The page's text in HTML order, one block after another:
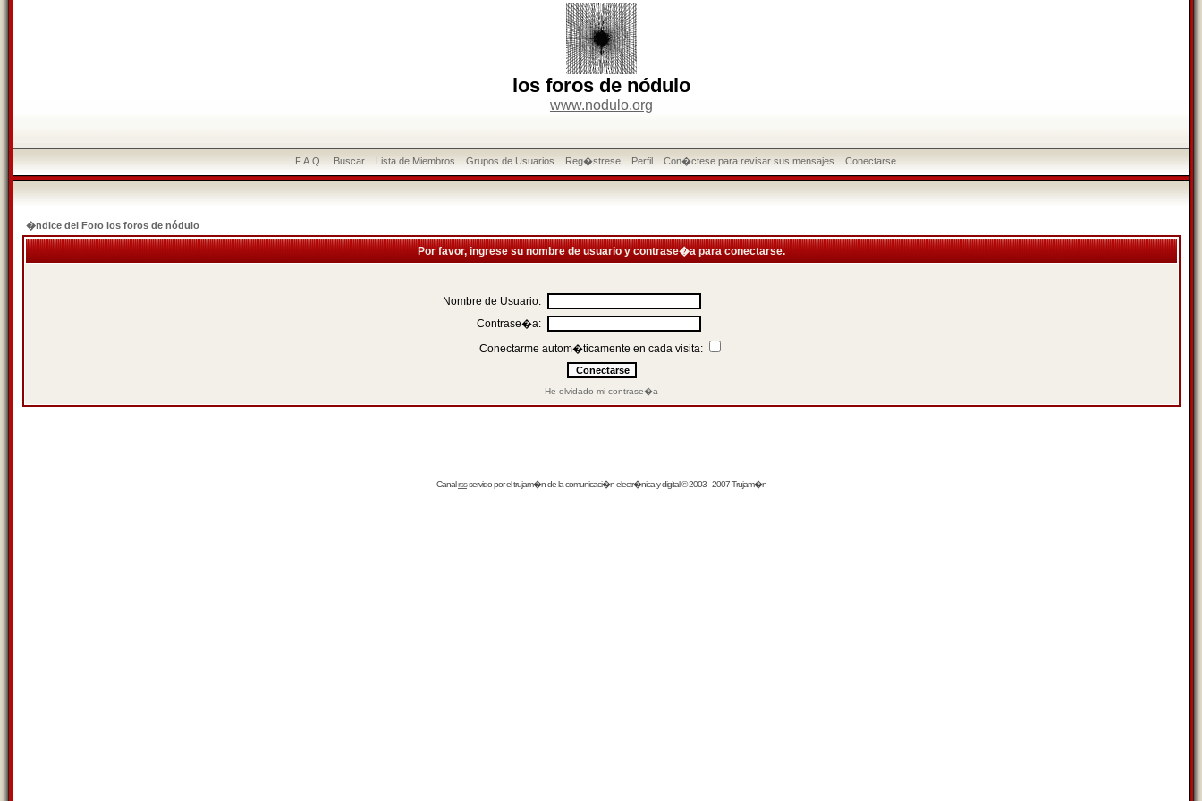
los foros de nódulo
www.nodulo.org
F.A.Q. Buscar Lista de Miembros Grupos de Usuarios Reg�strese Perfil Con�ctese para revisar sus mensajes Conectarse
�ndice del Foro los foros de nódulo
Por favor, ingrese su nombre de usuario y contrase�a para conectarse.
Nombre de Usuario:
Contrase�a:
Conectarme autom�ticamente en cada visita:
He olvidado mi contrase�a
Canalrssservido por eltrujam�nde la comunicaci�n electr�nica y digital © 2003 - 2007 Trujam�n